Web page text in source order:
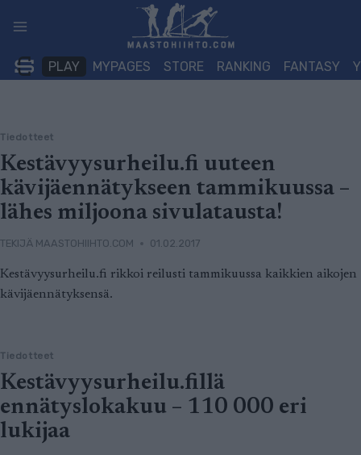
sisältöön
PLAY MYPAGES STORE RANKING FANTASY
Tiedotteet
Kestävyysurheilu.fi uuteen
kävijäennätykseen tammikuussa –
lähes miljoona sivulatausta!
TEKIJÄ MAASTOHIIHTO.COM 01.02.2017
Kestävyysurheilu.fi rikkoi reilusti tammikuussa kaikkien aikojen
kävijäennätyksensä.
Tiedotteet
Kestävyysurheilu.fillä
ennätyslokakuu – 110 000 eri
lukijaa